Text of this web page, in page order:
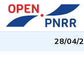
28/04/